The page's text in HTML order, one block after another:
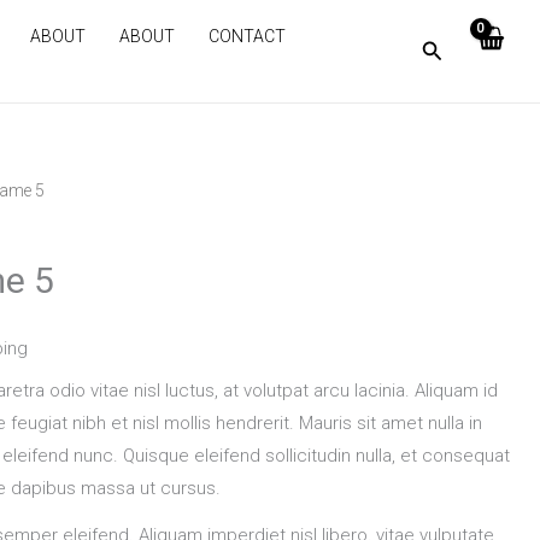
ABOUT ABOUT
CONTACT
5
5
odio vitae nisl luctus, at volutpat arcu lacinia. Aliquam id
feugiat nibh et nisl mollis hendrerit. Mauris sit amet nulla in
nunc. Quisque eleifend sollicitudin nulla, et consequat
dapibus massa ut cursus.
eleifend. Aliquam imperdiet nisl libero, vitae vulputate